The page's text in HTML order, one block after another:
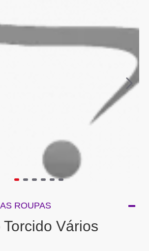
ROUPAS
Vários